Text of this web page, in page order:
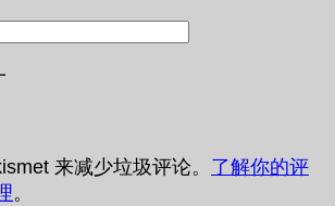
来减少垃圾评论。 了解你的评
。